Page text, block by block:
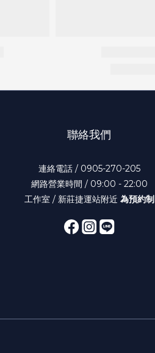
聯絡我們
連絡電話 / 0905-270-205
網路營業時間 / 09:00 - 22:00
工作室 / 新莊捷運站附近 為預約制